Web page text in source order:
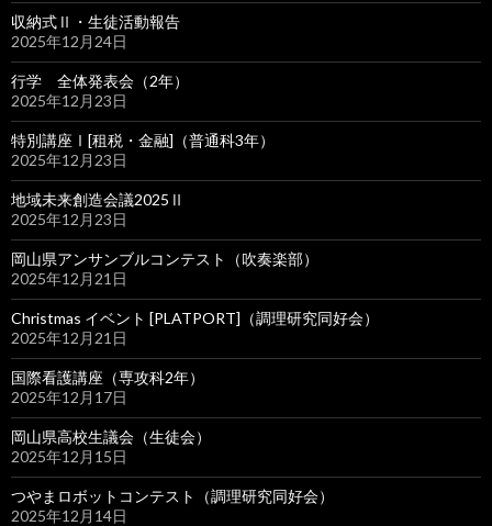
収納式Ⅱ・生徒活動報告
2025年12月24日
行学 全体発表会（2年）
2025年12月23日
特別講座Ⅰ[租税・金融]（普通科3年）
2025年12月23日
地域未来創造会議2025Ⅱ
2025年12月23日
岡山県アンサンブルコンテスト（吹奏楽部）
2025年12月21日
Christmas イベント [PLATPORT]（調理研究同好会）
2025年12月21日
国際看護講座（専攻科2年）
2025年12月17日
岡山県高校生議会（生徒会）
2025年12月15日
つやまロボットコンテスト（調理研究同好会）
2025年12月14日